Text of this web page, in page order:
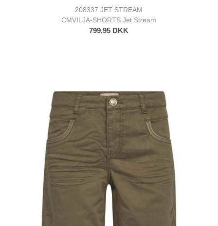
208337 JET STREAM
CMVILJA-SHORTS Jet Stream
799,95 DKK